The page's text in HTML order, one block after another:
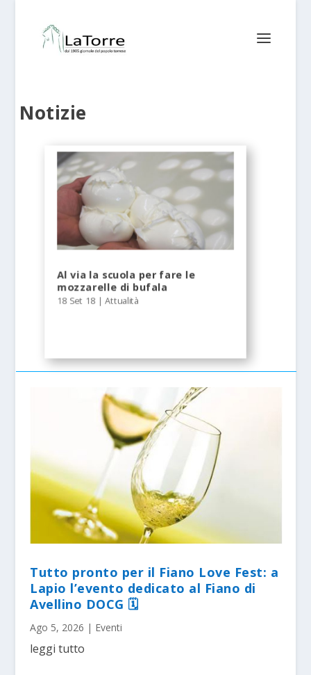
Notizie
Al via la scuola per fare le
mozzarelle di bufala
18 Set 18 |Attualità
Tutto pronto per il Fiano Love Fest: a
Lapio l’evento dedicato al Fiano di
Avellino DOCG 🗓
Ago 5, 2026 | Eventi
leggi tutto